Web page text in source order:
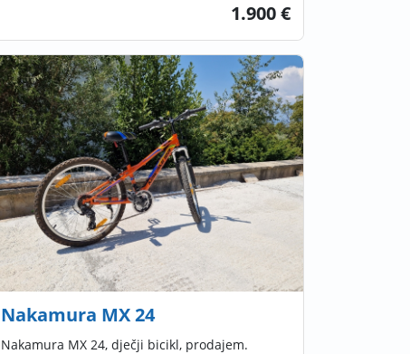
1.900 €
Nakamura MX 24
Nakamura MX 24, dječji bicikl, prodajem.